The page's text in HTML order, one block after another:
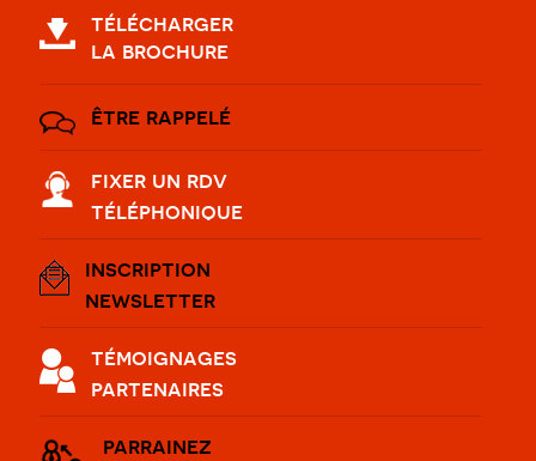
télécharger
la brochure
être rappelé
fixer un rdv
téléphonique
inscription
newsletter
témoignages
partenaires
parrainez